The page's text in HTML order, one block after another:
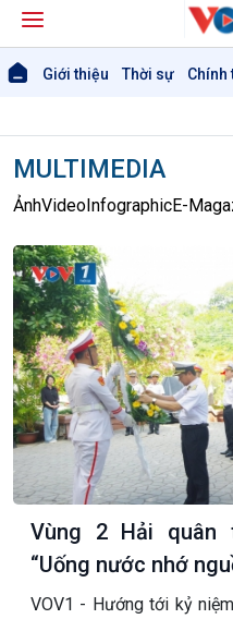
Giới thiệu Thời sự Chính
MULTIMEDIA
ẢnhVideoInfographicE-
Vùng 2 Hải quân
“Uống nước nhớ
VOV1 - Hướng tới kỷ